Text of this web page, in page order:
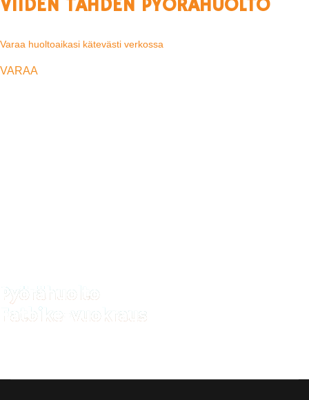
VIIDEN TÄHDEN PYÖRÄHUOLTO
Varaa huoltoaikasi kätevästi verkossa
VARAA
Pyörähuolto
Fatbike-vuokraus